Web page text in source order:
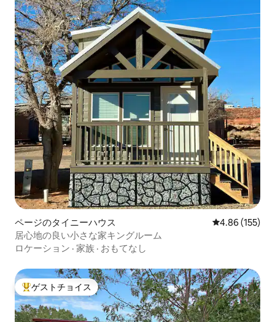
ページのタイニーハウス レビュー155
4.86 (155)
居心地の良い小さな家キングルーム
ロケーション · 家族 · おもてなし
大好評のゲストチョイスです。
ゲストチョイス